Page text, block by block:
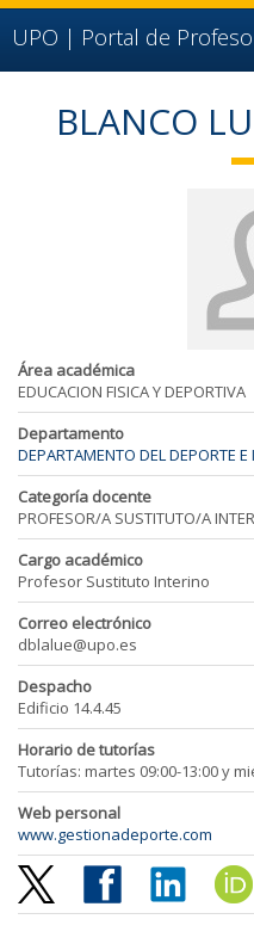
Ir al contenido principal de
Ir a la cabecera de la página
Ir al pie de la página (alt + p)
Ir al menú principal (alt + u)
UPO | Portal de
BLANCO
Área académica
EDUCACION FISICA Y DEPORTIVA
Departamento
DEPARTAMENTO DEL DEPORTE
Categoría docente
PROFESOR/A SUSTITUTO/A
Cargo académico
Profesor Sustituto Interino
Correo electrónico
dblalue@upo.es
Despacho
Edificio 14.4.45
Horario de tutorías
Tutorías: martes 09:00-13:00 y
Web personal
www.gestionadeporte.com